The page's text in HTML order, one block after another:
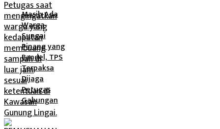
Masih Ada
Warga
Sungai
Pinang yang
Bandel, TPS
Terpaksa
Dijaga
Petugas
Gabungan